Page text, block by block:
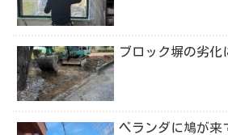
ブロック塀の劣化
ベランダに鳩が来